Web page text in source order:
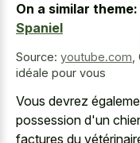
On a similar theme:
Spaniel
Source: youtube.com
idéale pour vous
Vous devrez
possession d'un
factures du